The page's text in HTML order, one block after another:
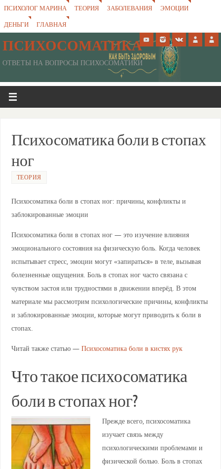
ПСИХОЛОГ МАРИНА ТЕОРИЯ ЗАБОЛЕВАНИЯ
ЭМОЦИИ
ДЕНЬГИ
ГЛАВНАЯ
ПСИХОСОМАТИКА
ОТВЕТЫ НА ВОПРОСЫ ПСИХОСОМАТИКИ
Психосоматика боли в стопах
ног
ТЕОРИЯ
Психосоматика боли в стопах ног: причины, конфликты и
заблокированные эмоции
Психосоматика боли в стопах ног — это изучение влияния
эмоционального состояния на физическую боль. Когда человек
испытывает стресс, эмоции могут «запираться» в теле, вызывая
болезненные ощущения. Боль в стопах ног часто связана с
чувством застоя или трудностями в движении вперёд. В этом
материале мы рассмотрим психологические причины, конфликты
и заблокированные эмоции, которые могут приводить к боли в
стопах.
Читай также статью — Психосоматика боли в кистях рук
Что такое психосоматика
боли в стопах ног?
Прежде всего, психосоматика
изучает связь между
психологическими проблемами и
физической болью. Боль в стопах